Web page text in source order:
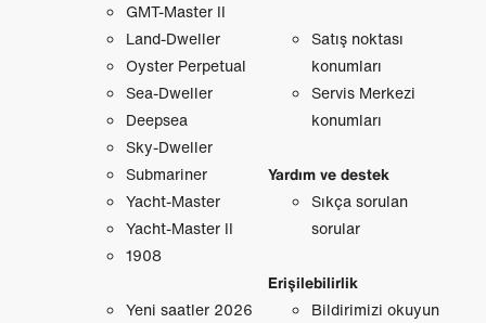
GMT-Master II
Land-Dweller
Oyster Perpetual
Sea-Dweller
Deepsea
Sky-Dweller
Submariner
Yacht-Master
Yacht-Master II
1908
Yeni saatler 2026
Satış noktası
konumları
Servis Merkezi
konumları
Yardım ve destek
Sıkça sorulan
sorular
Erişilebilirlik
Bildirimizi okuyun